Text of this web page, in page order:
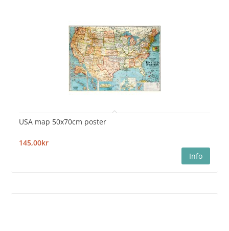
USA map 50x70cm poster
145,00kr